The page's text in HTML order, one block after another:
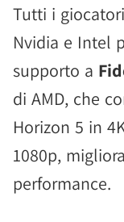
Tutti i
Nvidia e Intel
supporto a
di AMD, che
Horizon 5 in
1080p,
performance.